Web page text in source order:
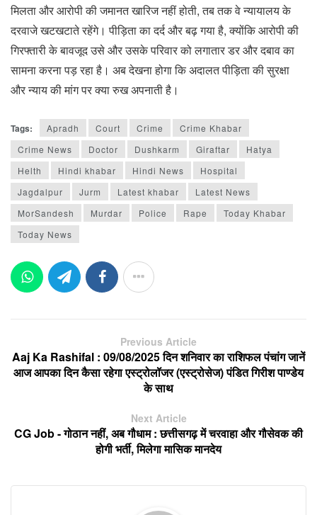
मिलता और आरोपी की जमानत खारिज नहीं होती, तब तक वे न्यायालय के
दरवाजे खटखटाते रहेंगे। पीड़िता का दर्द और बढ़ गया है, क्योंकि आरोपी की
गिरफ्तारी के बावजूद उसे और उसके परिवार को लगातार डर और दबाव का
सामना करना पड़ रहा है। अब देखना होगा कि अदालत पीड़िता की सुरक्षा
और न्याय की मांग पर क्या रुख अपनाती है।
Tags: Apradh Court Crime
Crime Khabar
Crime News
Doctor Dushkarm Giraftar
Hatya
Helth
Hindi khabar Hindi News
Hospital
Jagdalpur
Jurm Latest khabar
Latest News
MorSandesh
Murdar Police Rape
Today Khabar
Today News
Previous Article
Aaj Ka Rashifal : 09/08/2025 दिन शनिवार का राशिफल पंचांग जानें
आज आपका दिन कैसा रहेगा एस्ट्रोलॉजर (एस्ट्रोसेज) पंडित गिरीश पाण्डेय
के साथ
Next Article
CG Job - गोठान नहीं, अब गौधाम : छत्तीसगढ़ में चरवाहा और गौसेवक की
होगी भर्ती, मिलेगा मासिक मानदेय